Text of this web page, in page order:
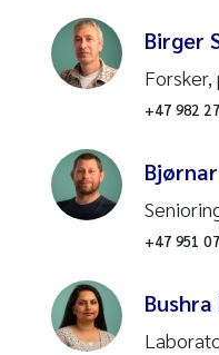
Oksygenforhold
Oppdrett
Overvann
Per- og
Planteplankton
Birger
Forsker,
+47 982
+47 951